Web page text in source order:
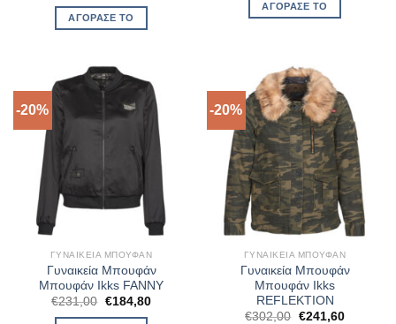
was:
€200,00.
ΑΓΌΡΑΣΈ ΤΟ
ΑΓΌΡΑΣΈ ΤΟ
-20%
ΓΥΝΑΙΚΕΊΑ ΜΠΟΥΦΆΝ
Γυναικεία Μπουφάν
Μπουφάν Ikks FANNY
€231,00 Original
€184,80Η
-20%
ΓΥΝΑΙΚΕΊΑ ΜΠΟΥΦΆΝ
Γυναικεία Μπουφάν
Μπουφάν Ikks
REFLEKTION
€302,00 Original
€241,60Η